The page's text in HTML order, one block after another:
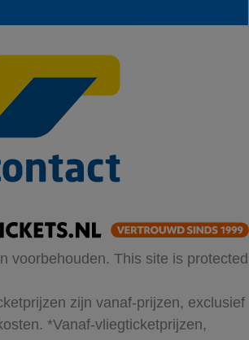
voorbehouden. This site is protected
zijn vanaf-prijzen, exclusief
*Vanaf-vliegticketprijzen,